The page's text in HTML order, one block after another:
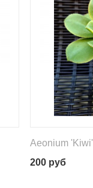
Aeonium 'Kiwi'
200 руб